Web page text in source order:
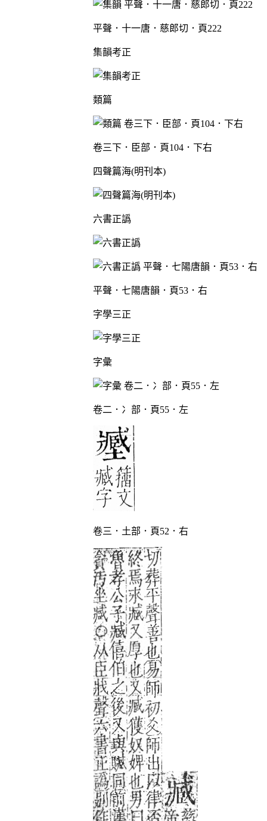
平聲．十一唐．慈郎切．頁222
集韻考正
類篇
卷三下．臣部．頁104．下右
四聲篇海(明刊本)
六書正譌
平聲．七陽唐韻．頁53．右
字學三正
字彙
卷二．冫部．頁55．左
卷三．土部．頁52．右